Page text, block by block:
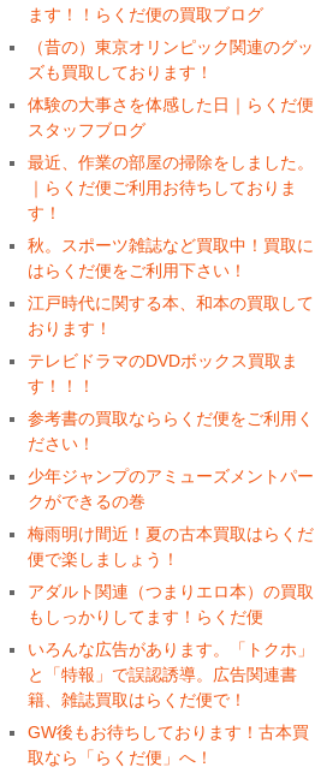
ます！！らくだ便の買取ブログ
（昔の）東京オリンピック関連のグッ
ズも買取しております！
体験の大事さを体感した日｜らくだ便
スタッフブログ
最近、作業の部屋の掃除をしました。
｜らくだ便ご利用お待ちしておりま
す！
秋。スポーツ雑誌など買取中！買取に
はらくだ便をご利用下さい！
江戸時代に関する本、和本の買取して
おります！
テレビドラマのDVDボックス買取ま
す！！！
参考書の買取なららくだ便をご利用く
ださい！
少年ジャンプのアミューズメントパー
クができるの巻
梅雨明け間近！夏の古本買取はらくだ
便で楽しましょう！
アダルト関連（つまりエロ本）の買取
もしっかりしてます！らくだ便
いろんな広告があります。「トクホ」
と「特報」で誤認誘導。広告関連書
籍、雑誌買取はらくだ便で！
GW後もお待ちしております！古本買
取なら「らくだ便」へ！